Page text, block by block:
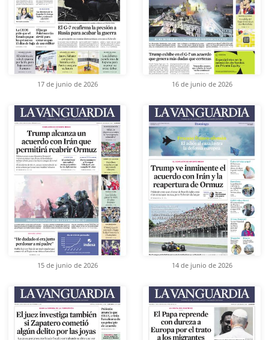
17 de junio de 2026 16 de junio de 2026
15 de junio de 2026 14 de junio de 2026